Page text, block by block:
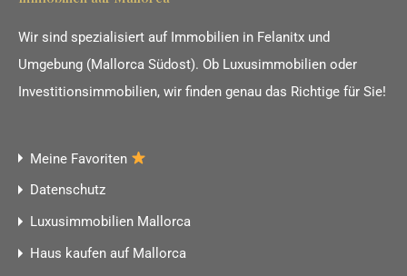
Wir sind spezialisiert auf Immobilien in Felanitx und
Umgebung (Mallorca Südost). Ob Luxusimmobilien oder
Investitionsimmobilien, wir finden genau das Richtige für Sie!
Meine Favoriten
Datenschutz
Luxusimmobilien Mallorca
Haus kaufen auf Mallorca